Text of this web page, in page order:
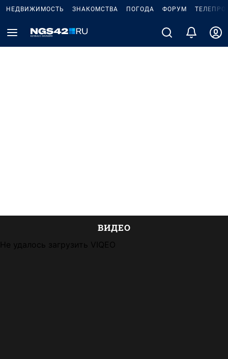
НЕДВИЖИМОСТЬ ЗНАКОМСТВА ПОГОДА ФОРУМ
ВИДЕО
Не удалось загрузить VIQEO